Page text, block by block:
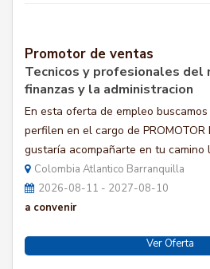
Promotor de ventas
Tecnicos y profesionales del
finanzas y la administracion
En esta oferta de empleo
perfilen en el cargo de PROMOTOR
gustaría acompañarte en tu camino
Colombia Atlantico Barranquilla
2026-08-11 - 2027-08-10
a convenir
Ver Oferta